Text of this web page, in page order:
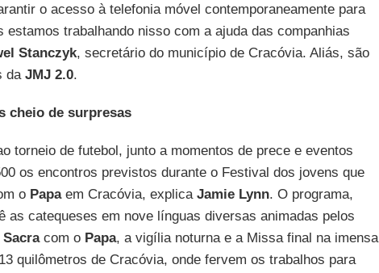
o acesso à telefonia móvel contemporaneamente para
estamos trabalhando nisso com a ajuda das companhias
Stanczyk, secretário do município de Cracóvia. Aliás, são
da JMJ 2.0.
cheio de surpresas
torneio de futebol, junto a momentos de prece e eventos
os encontros previstos durante o Festival dos jovens que
o Papaem Cracóvia, explica Jamie Lynn. O programa,
as catequeses em nove línguas diversas animadas pelos
Sacracom o Papa, a vigília noturna e a Missa final na imensa
quilômetros de Cracóvia, onde fervem os trabalhos para